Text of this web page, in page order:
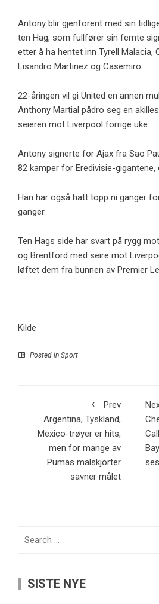
Antony blir gjenforent med sin
ten Hag, som fullfører sin femte
etter å ha hentet inn Tyrell Malacia,
Lisandro Martinez og Casemiro.
22-åringen vil gi United en annen
Anthony Martial pådro seg en
seieren mot Liverpool forrige uke.
Antony signerte for Ajax fra Sao
82 kamper for Eredivisie-gigantene,
Han har også hatt topp ni ganger
ganger.
Ten Hags side har svart på rygg
og Brentford med seire mot
løftet dem fra bunnen av Premier
Kilde
Posted in Sport
Prev
Argentina, Tyskland,
Mexico-trøyer er hits,
men for mange av
Pumas malskjorter
savner målet
SISTE NYE